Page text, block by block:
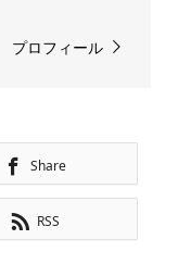
プロフィール
Share
RSS